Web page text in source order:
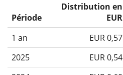
Période
Distribution en
EUR
1 an
EUR 0,57
2025
EUR 0,54